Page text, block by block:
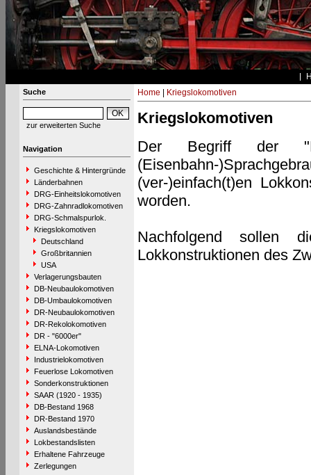
Suche
zur erweiterten Suche
Navigation
Geschichte & Hintergründe
Länderbahnen
DRG-Einheitslokomotiven
DRG-Zahnradlokomotiven
DRG-Schmalspurlok.
Kriegslokomotiven
Deutschland
Großbritannien
USA
Verlagerungsbauten
DB-Neubaulokomotiven
DB-Umbaulokomotiven
DR-Neubaulokomotiven
DR-Rekolokomotiven
DR - "6000er"
ELNA-Lokomotiven
Industrielokomotiven
Feuerlose Lokomotiven
Sonderkonstruktionen
SAAR (1920 - 1935)
DB-Bestand 1968
DR-Bestand 1970
Auslandsbestände
Lokbestandslisten
Erhaltene Fahrzeuge
Zerlegungen
Home Kriegslokomotiven
Kriegslokomotiven
Der Begriff der
(Eisenbahn-
(ver-)einfach(t)en
worden.
Nachfolgend sollen
Lokkonstruktionen des